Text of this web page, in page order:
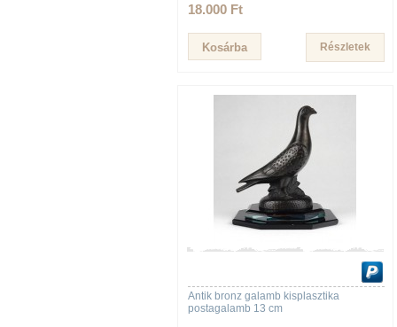
18.000 Ft
Részletek
Antik bronz galamb kisplasztika
postagalamb 13 cm